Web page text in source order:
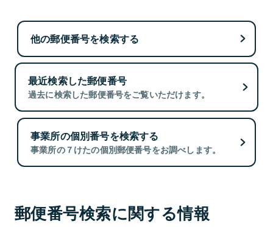
他の郵便番号を検索する
最近検索した郵便番号
過去に検索した郵便番号をご覧いただけます。
事業所の個別番号を検索する
事業所の７けたの個別郵便番号をお調べします。
郵便番号検索に関する情報